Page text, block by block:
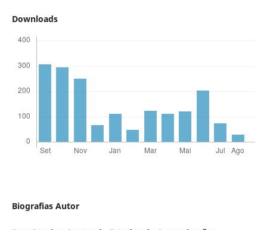
Downloads
Biografias Autor